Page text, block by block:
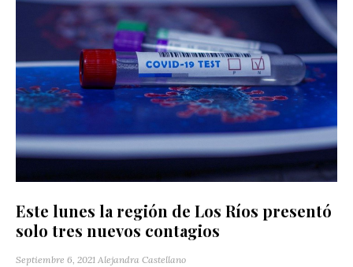
Este lunes la región de Los Ríos presentó
solo tres nuevos contagios
Septiembre 6, 2021 Alejandra Castellano